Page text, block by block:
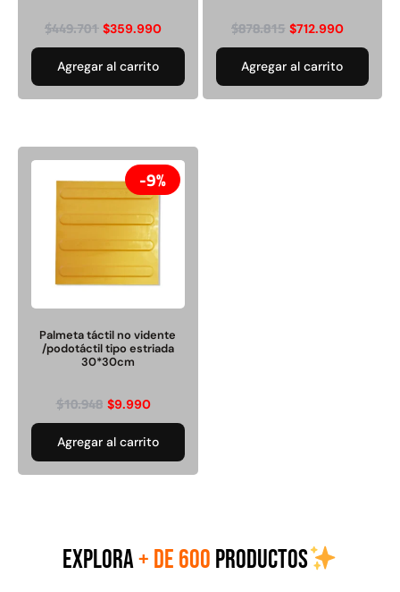
$449.701 $359.990
Agregar al carrito
$878.815 $712.990
Agregar al carrito
9%
Palmeta táctil no vidente
/podotáctil tipo estriada
30*30cm
$10.948 $9.990
Agregar al carrito
EXPLORA+ DE 600 PRODUCTOS
449.701 $359.990
Agregar al carrito
$10.948 $9.990
Agregar al carrito
9%
Palmeta táctil no vidente
/podotáctil tipo estriada
30*30cm
$10.948 $ 9.990
Agregar al carrito